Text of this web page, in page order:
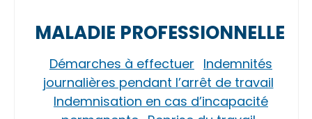
MALADIE PROFESSIONNELLE
Démarches à effectuer Indemnités
journalières pendant l’arrêt de travail
Indemnisation en cas d’incapacité